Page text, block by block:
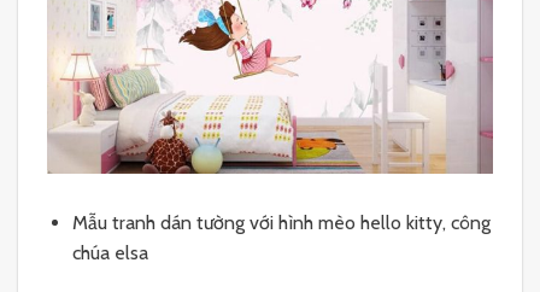
Mẫu tranh dán tường với hình mèo hello kitty, công
chúa elsa